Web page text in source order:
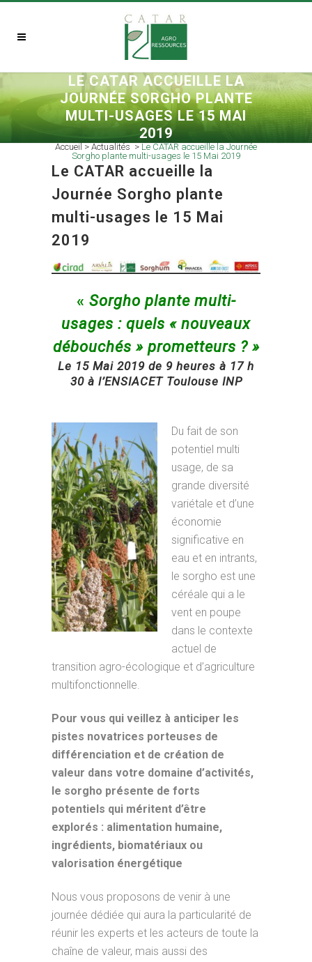
LE CATAR ACCUEILLE LA
JOURNÉE SORGHO PLANTE
MULTI-USAGES LE 15 MAI
2019
Accueil > Actualités > Le CATAR accueille la Journée
Sorgho plante multi-usages le 15 Mai 2019
Le CATAR accueille la
Journée Sorgho plante
multi-usages le 15 Mai
2019
« Sorgho plante multi-
usages : quels « nouveaux
débouchés » prometteurs ? »
Le 15 Mai 2019 de 9 heures à 17 h
30 à l’ENSIACET Toulouse INP
Du fait de son
potentiel multi
usage, de sa
grande diversité
variétale et d’une
économie
significative en
eau et en intrants,
le sorgho est une
céréale qui a le
vent en poupe
dans le contexte
actuel de
transition agro-écologique et d’agriculture
multifonctionnelle.
Pour vous qui veillez à anticiper les
pistes novatrices porteuses de
différenciation et de création de
valeur dans votre domaine d’activités,
le sorgho présente de forts
potentiels qui méritent d’être
explorés : alimentation humaine,
ingrédients, biomatériaux ou
valorisation énergétique
Nous vous proposons de venir à une
journée dédiée qui aura la particularité de
réunir les experts et les acteurs de toute la
chaîne de valeur, mais aussi des